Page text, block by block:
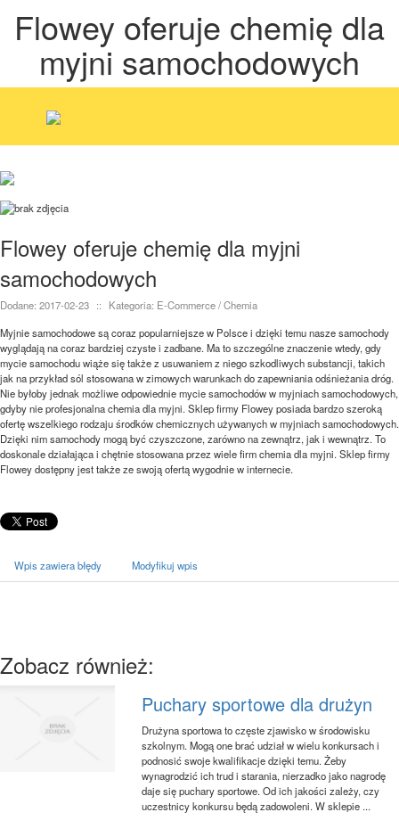
Flowey oferuje chemię dla
myjni samochodowych
Flowey oferuje chemię dla myjni
samochodowych
Dodane: 2017-02-23 ::
Kategoria: E-Commerce / Chemia
Myjnie samochodowe są coraz popularniejsze w Polsce i dzięki temu nasze samochody
wyglądają na coraz bardziej czyste i zadbane. Ma to szczególne znaczenie wtedy, gdy
mycie samochodu wiąże się także z usuwaniem z niego szkodliwych substancji, takich
jak na przykład sól stosowana w zimowych warunkach do zapewniania odśnieżania dróg.
Nie byłoby jednak możliwe odpowiednie mycie samochodów w myjniach samochodowych,
gdyby nie profesjonalna chemia dla myjni. Sklep firmy Flowey posiada bardzo szeroką
ofertę wszelkiego rodzaju środków chemicznych używanych w myjniach samochodowych.
Dzięki nim samochody mogą być czyszczone, zarówno na zewnątrz, jak i wewnątrz. To
doskonale działająca i chętnie stosowana przez wiele firm chemia dla myjni. Sklep firmy
Flowey dostępny jest także ze swoją ofertą wygodnie w internecie.
Wpis zawiera błędy Modyfikuj wpis
Zobacz również:
Puchary sportowe dla drużyn
Drużyna sportowa to częste zjawisko w środowisku
szkolnym. Mogą one brać udział w wielu konkursach i
podnosić swoje kwalifikacje dzięki temu. Żeby
wynagrodzić ich trud i starania, nierzadko jako nagrodę
daje się puchary sportowe. Od ich jakości zależy, czy
uczestnicy konkursu będą zadowoleni. W sklepie ...